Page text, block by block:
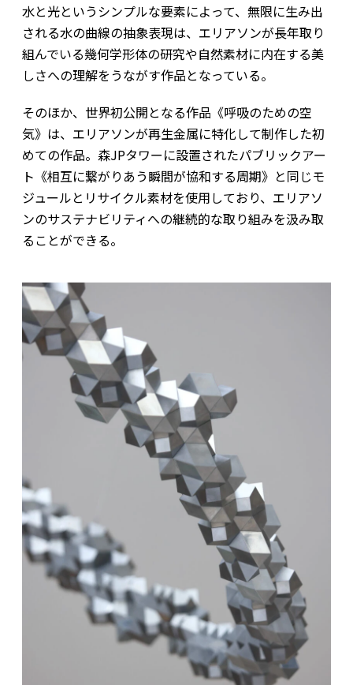
水と光というシンプルな要素によって、無限に生み出
される水の曲線の抽象表現は、エリアソンが長年取り
組んでいる幾何学形体の研究や自然素材に内在する美
しさへの理解をうながす作品となっている。
そのほか、世界初公開となる作品《呼吸のための空
気》は、エリアソンが再生金属に特化して制作した初
めての作品。森JPタワーに設置されたパブリックアー
ト《相互に繋がりあう瞬間が協和する周期》と同じモ
ジュールとリサイクル素材を使用しており、エリアソ
ンのサステナビリティへの継続的な取り組みを汲み取
ることができる。